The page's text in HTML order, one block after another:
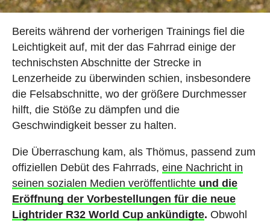
Bereits während der vorherigen Trainings fiel die
Leichtigkeit auf, mit der das Fahrrad einige der
technischsten Abschnitte der Strecke in
Lenzerheide zu überwinden schien, insbesondere
die Felsabschnitte, wo der größere Durchmesser
hilft, die Stöße zu dämpfen und die
Geschwindigkeit besser zu halten.
Die Überraschung kam, als Thömus, passend zum
offiziellen Debüt des Fahrrads, eine Nachricht in
seinen sozialen Medien veröffentlichte und die
Eröffnung der Vorbestellungen für die neue
Lightrider R32 World Cup ankündigte. Obwohl